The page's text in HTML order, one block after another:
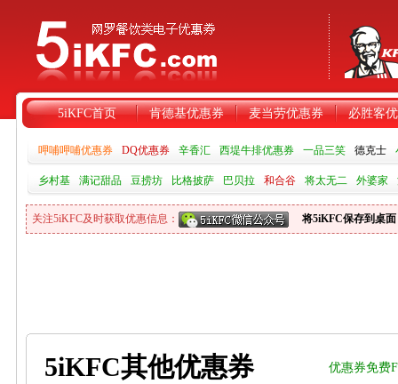
5iKFC首页 肯德基优惠券 麦当劳优惠券 必胜客
呷哺呷哺优惠券 DQ优惠券 辛香汇 西堤牛排优惠券 一品三笑 德克士
乡村基 满记甜品 豆捞坊 比格披萨 巴贝拉 和合谷 将太无二 外婆家
关注5iKFC及时获取优惠信息： 将5iKFC保存到桌面
5iKFC其他优惠券 优惠券免费